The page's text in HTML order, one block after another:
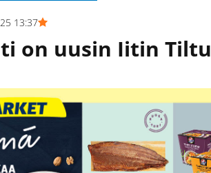
13:37
on uusin Iitin Tiltu